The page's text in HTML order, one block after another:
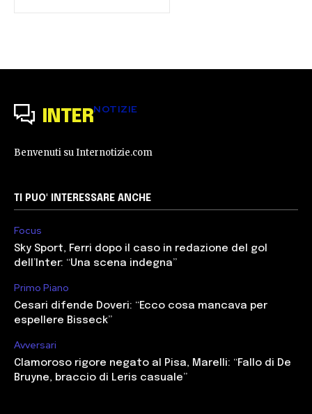
INTERNOTIZIE
Benvenuti su Internotizie.com
TI PUO' INTERESSARE ANCHE
Focus
Sky Sport, Ferri dopo il caso in redazione del gol
dell’Inter: “Una scena indegna”
Primo Piano
Cesari difende Doveri: “Ecco cosa mancava per
espellere Bisseck”
Avversari
Clamoroso rigore negato al Pisa, Marelli: “Fallo di De
Bruyne, braccio di Leris casuale”